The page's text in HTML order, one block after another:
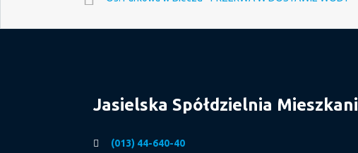
Jasielska Spółdzielnia
(013) 44-640-40